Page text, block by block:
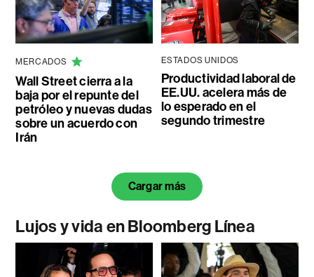
MERCADOS
Wall Street cierra a la
baja por el repunte del
petróleo y nuevas dudas
sobre un acuerdo con
Irán
ESTADOS UNIDOS
Productividad laboral de
EE.UU. acelera más de
lo esperado en el
segundo trimestre
Cargar más
Lujos y vida en Bloomberg Línea